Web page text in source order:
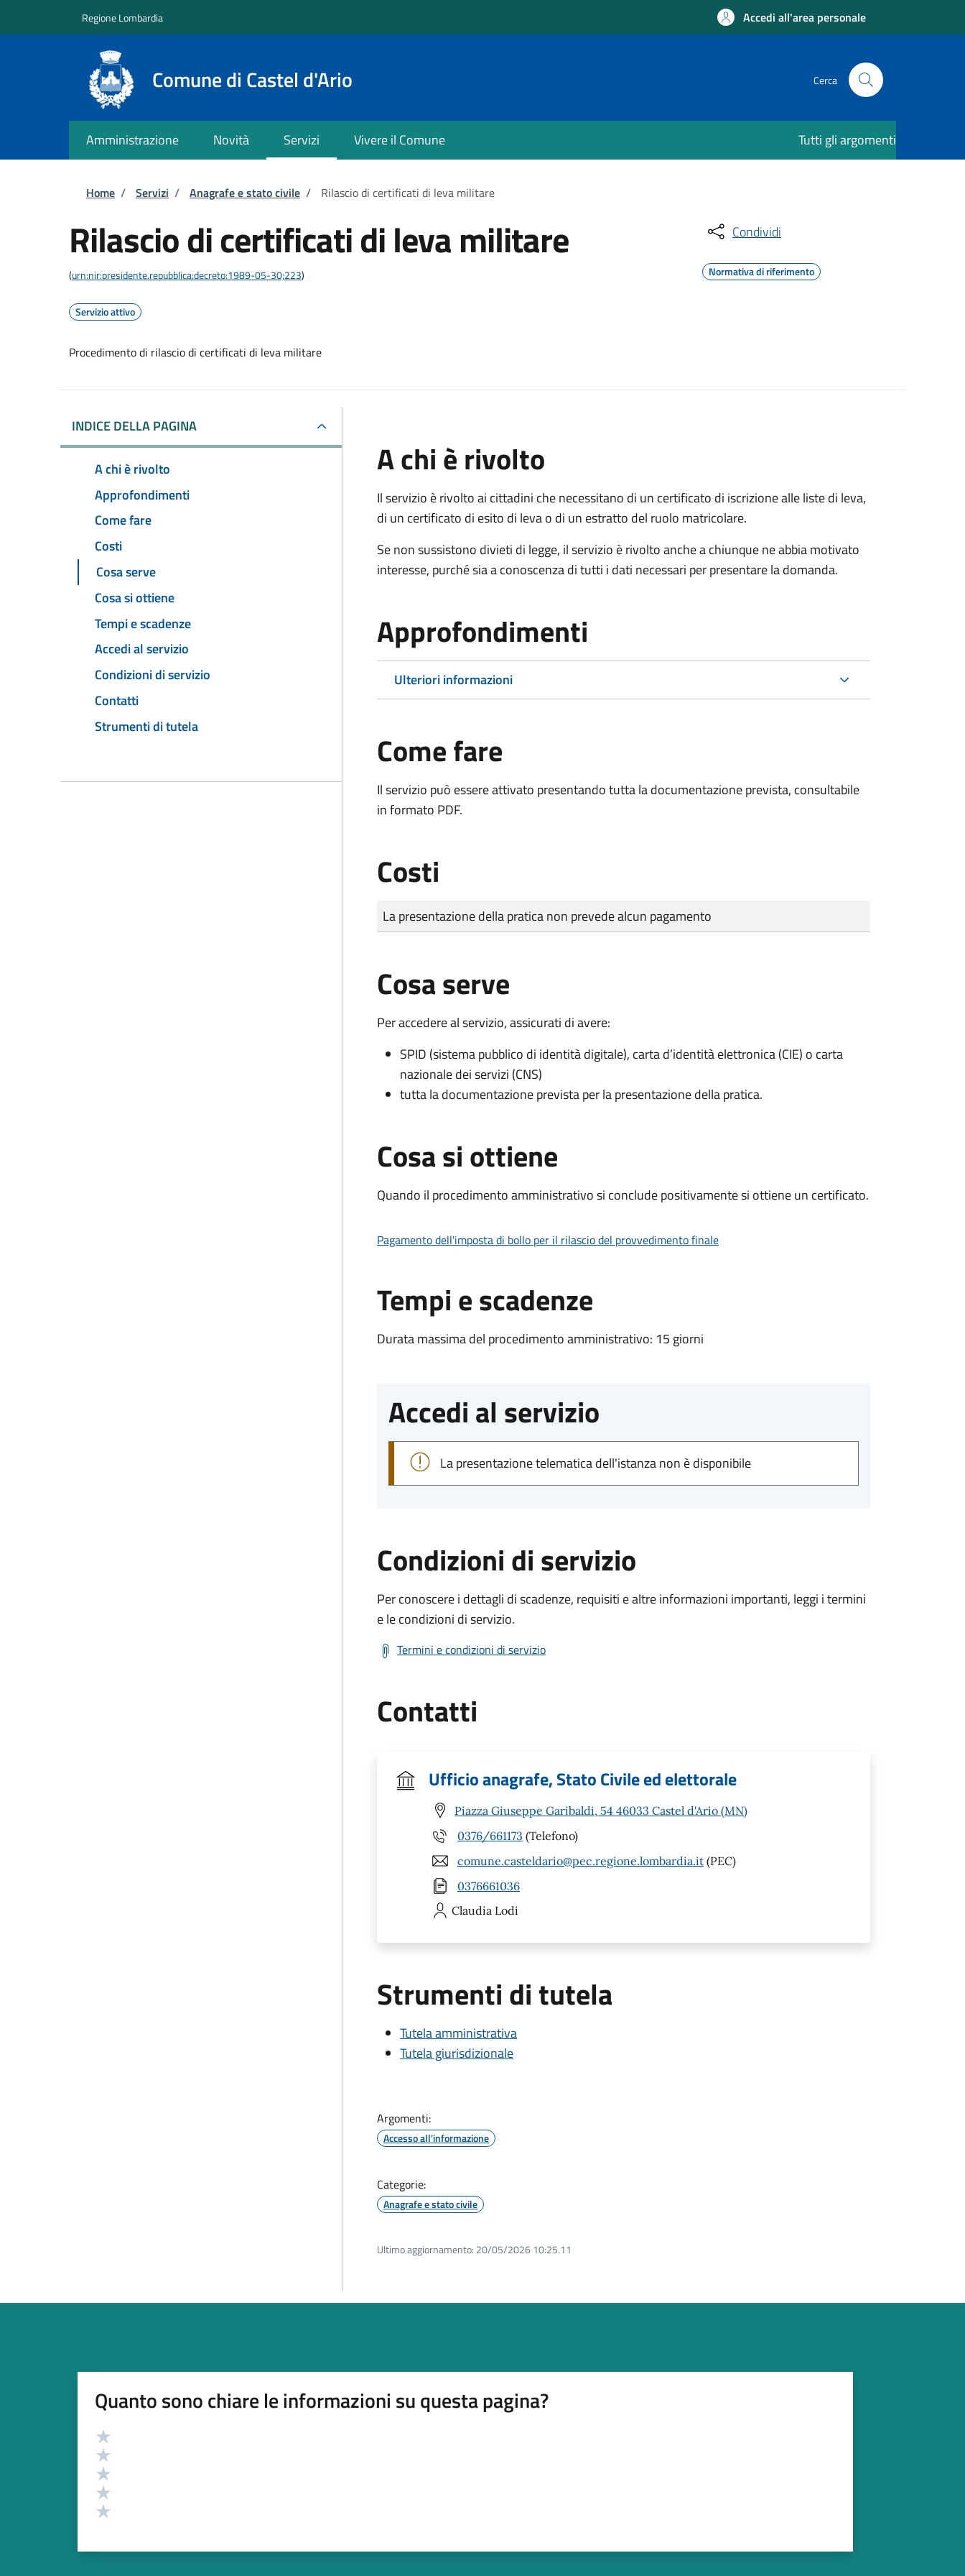
Regione Lombardia Accedi all'area personale
Comune di Castel d'Ario Cerca
Amministrazione Novità Servizi Vivere il Comune Tutti gli argomenti
Briciole di pane
Home / Servizi / Anagrafe e stato civile / Rilascio di certificati di leva militare
Rilascio di certificati di leva militare
(urn:nir:presidente.repubblica:decreto:1989-05-30;223)
Servizio attivo
Procedimento di rilascio di certificati di leva militare
Condividi
Normativa di riferimento
INDICE DELLA PAGINA
A chi è rivolto
Approfondimenti
Come fare
Costi
Cosa serve
Cosa si ottiene
Tempi e scadenze
Accedi al servizio
Condizioni di servizio
Contatti
Strumenti di tutela
A chi è rivolto
Il servizio è rivolto ai cittadini che necessitano di un certificato di iscrizione alle liste di leva,
di un certificato di esito di leva o di un estratto del ruolo matricolare.
Se non sussistono divieti di legge, il servizio è rivolto anche a chiunque ne abbia motivato
interesse, purché sia a conoscenza di tutti i dati necessari per presentare la domanda.
Approfondimenti
Ulteriori informazioni
Come fare
Il servizio può essere attivato presentando tutta la documentazione prevista, consultabile
in formato PDF.
Costi
Tipo di pagamento
Importo
La presentazione della pratica non prevede alcun pagamento
Cosa serve
Per accedere al servizio, assicurati di avere:
SPID (sistema pubblico di identità digitale), carta d’identità elettronica (CIE) o carta
nazionale dei servizi (CNS)
tutta la documentazione prevista per la presentazione della pratica.
Cosa si ottiene
Quando il procedimento amministrativo si conclude positivamente si ottiene un certificato.
Pagamento dell'imposta di bollo per il rilascio del provvedimento finale
Tempi e scadenze
Durata massima del procedimento amministrativo: 15 giorni
Accedi al servizio
La presentazione telematica dell'istanza non è disponibile
Condizioni di servizio
Per conoscere i dettagli di scadenze, requisiti e altre informazioni importanti, leggi i termini
e le condizioni di servizio.
Termini e condizioni di servizio
Contatti
Ufficio anagrafe, Stato Civile ed elettorale
Piazza Giuseppe Garibaldi, 54 46033 Castel d'Ario (MN)
0376/661173 (Telefono)
comune.casteldario@pec.regione.lombardia.it (PEC)
0376661036
Claudia Lodi
Strumenti di tutela
Tutela amministrativa
Tutela giurisdizionale
Argomenti:
Accesso all'informazione
Categorie:
Anagrafe e stato civile
Ultimo aggiornamento: 20/05/2026 10:25.11
Quanto sono chiare le informazioni su questa pagina?
Valutazione